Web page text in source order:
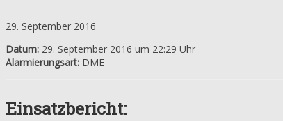
29. September 2016
Datum: 29. September 2016 um 22:29 Uhr
Alarmierungsart: DME
Einsatzbericht: